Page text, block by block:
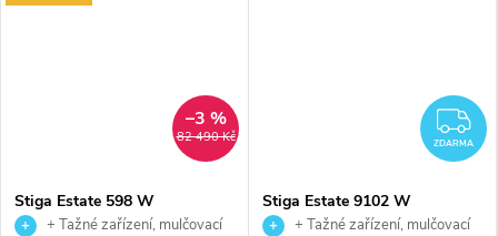
82 490 Kč
–3 %
Stiga Estate 598 W
+ Tažné zařízení, mulčovací
ZDARMA
Stiga Estate 9102 W
+ Tažné zařízení, mulčovací